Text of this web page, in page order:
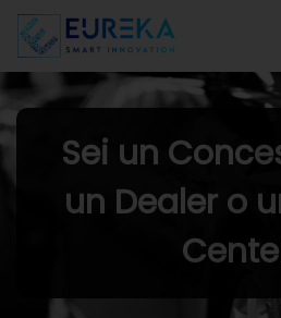
Sei un
un Dealer o